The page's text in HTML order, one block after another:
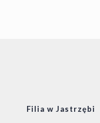
Filia w Jastrzębi